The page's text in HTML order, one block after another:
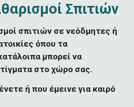
Σπιτιών
σπιτιών σε νεόδμητες ή
όπου τα
μπορεί να
στο χώρο σας.
ή που έμεινε για καιρό